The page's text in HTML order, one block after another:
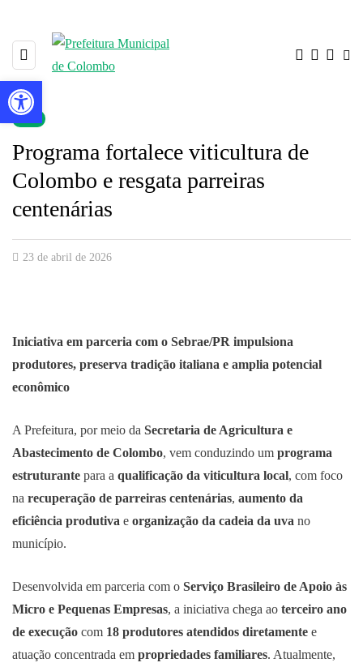
Programa fortalece viticultura de
Colombo e resgata parreiras
centenárias
23 de abril de 2026
Iniciativa em parceria com o Sebrae/PR impulsiona
produtores, preserva tradição italiana e amplia potencial
econômico
A Prefeitura, por meio da Secretaria de Agricultura e
Abastecimento de Colombo, vem conduzindo um programa
estruturante para a qualificação da viticultura local, com foco
na recuperação de parreiras centenárias, aumento da
eficiência produtiva e organização da cadeia da uva no
município.
Desenvolvida em parceria com o Serviço Brasileiro de Apoio às
Micro e Pequenas Empresas, a iniciativa chega ao terceiro ano
de execução com 18 produtores atendidos diretamente e
atuação concentrada em propriedades familiares. Atualmente,
Barra de Ferramentas Aberta